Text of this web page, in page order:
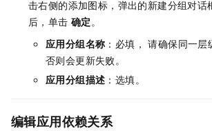
击右侧的添加图标，弹出的新建分组对话
后，单击 确定 。
应用分组名称 ：必填， 请确保同一层
否则会更新失败。
应用分组描述 ：选填。
编辑应用依赖关系